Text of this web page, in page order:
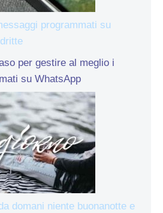
programmati su
per gestire al meglio i
su WhatsApp
domani niente buonanotte e